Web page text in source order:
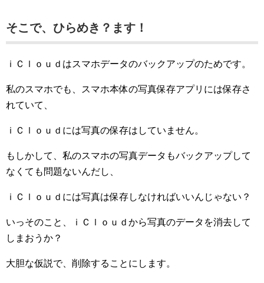
そこで、ひらめき？ます！
ｉＣｌｏｕｄはスマホデータのバックアップのためです。
私のスマホでも、スマホ本体の写真保存アプリには保存さ
れていて、
ｉＣｌｏｕｄには写真の保存はしていません。
もしかして、私のスマホの写真データもバックアップして
なくても問題ないんだし、
ｉＣｌｏｕｄには写真は保存しなければいいんじゃない？
いっそのこと、ｉＣｌｏｕｄから写真のデータを消去して
しまおうか？
大胆な仮説で、削除することにします。